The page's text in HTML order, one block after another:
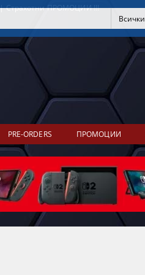
| Страхотни ПРОМОЦИИ !!!
PRE-ORDERS ПРОМОЦИИ